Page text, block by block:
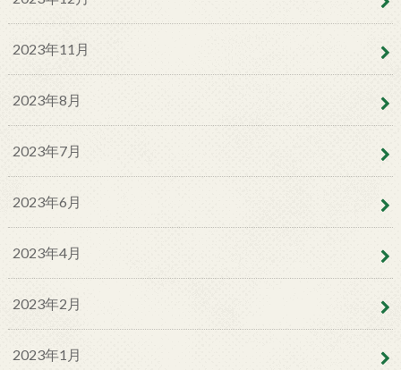
2023年11月
2023年8月
2023年7月
2023年6月
2023年4月
2023年2月
2023年1月